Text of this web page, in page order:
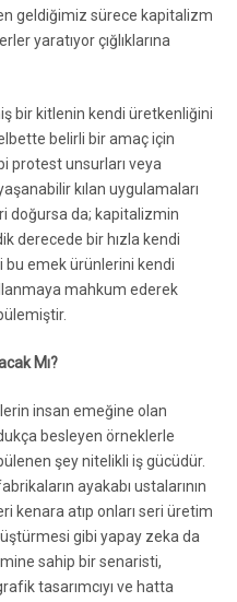
geldiğimiz sürece kapitalizm
yaratıyor çığlıklarına
bir kitlenin kendi üretkenliğini
belirli bir amaç için
protest unsurları veya
kılan uygulamaları
doğursa da; kapitalizmin
derecede bir hızla kendi
emek ürünlerini kendi
mahkum ederek
Mı?
insan emeğine olan
besleyen örneklerle
şey nitelikli iş gücüdür.
ayakabı ustalarının
kenara atıp onları seri üretim
gibi yapay zeka da
sahip bir senaristi,
tasarımcıyı ve hatta